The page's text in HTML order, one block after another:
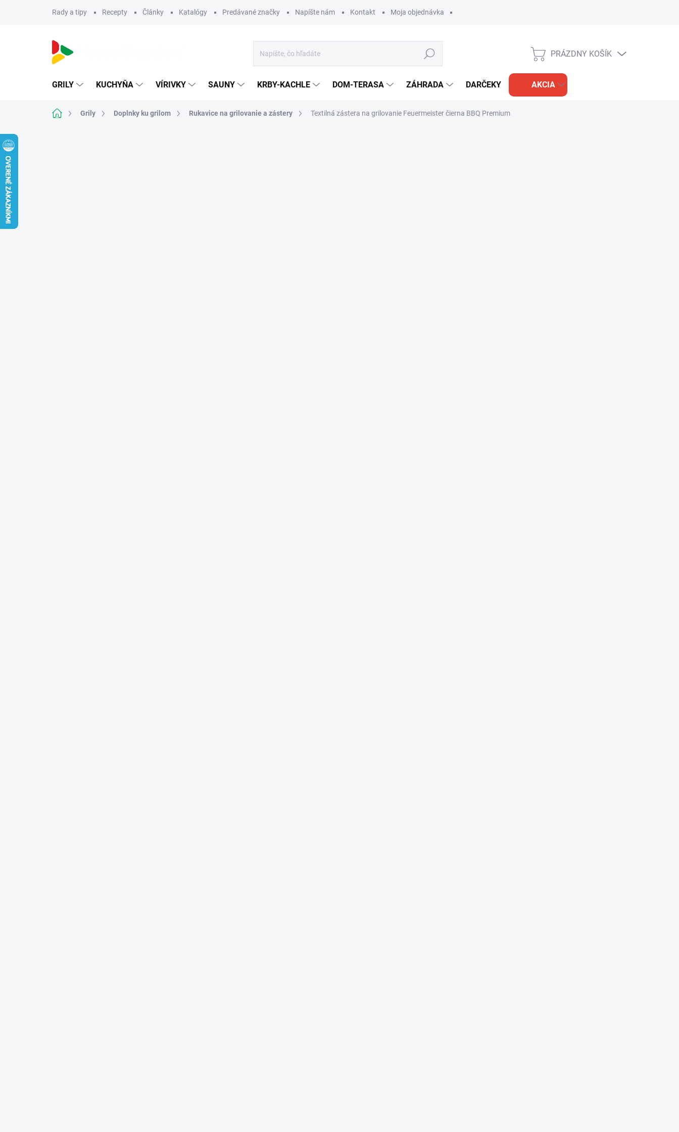
Rady a tipy Recepty Články Katalógy Predávané značky Napíšte nám Kontakt Moja objednávka
Hľadať
NÁKUPNÝ
PRÁZDNY KOŠÍK
GRILY KUCHYŇA VÍRIVKY SAUNY KRBY-KACHLE DOM-TERASA ZÁHRADA DARČEKY AKCIA
DomovGrily Doplnky ku grilom Rukavice na grilovanie a zástery Textilná zástera na grilovanie Feuermeister čierna BBQ Premium